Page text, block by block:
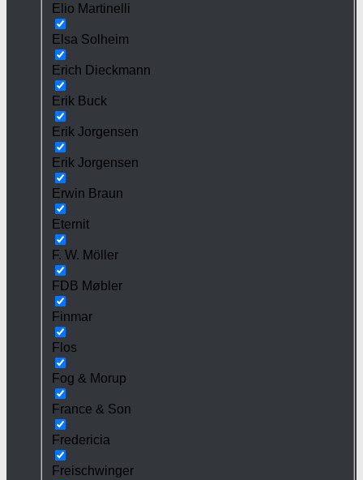
Elio Martinelli
Elsa Solheim
Erich Dieckmann
Erik Buck
Erik Jorgensen
Erik Jorgensen
Erwin Braun
Eternit
F. W. Möller
FDB Møbler
Finmar
Flos
Fog & Morup
France & Son
Fredericia
Freischwinger